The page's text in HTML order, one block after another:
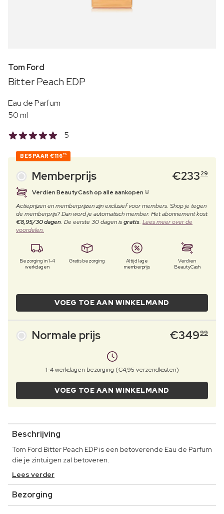
Tom Ford
Bitter Peach EDP
Eau de Parfum
50 ml
5
BESPAAR €11670
Memberprijs €233 29
Verdien BeautyCash op alle aankopen
Actieprijzen en memberprijzen zijn exclusief voor members. Shop je tegen
de memberprijs? Dan word je automatisch member. Het abonnement kost
€8,95/30 dagen. De eerste 30 dagen isgratis. Lees meer over de
voordelen.
Bezorging in 1-4
werkdagen
Gratis bezorging
Altijd lage
memberprijs
Verdien
BeautyCash
VOEG TOE AAN WINKELMAND
Normale prijs €34999
1-4 werkdagen bezorging (€4,95 verzendkosten)
VOEG TOE AAN WINKELMAND
Beschrijving
Tom Ford Bitter Peach EDP is een betoverende Eau de Parfum
die je zintuigen zal betoveren.
Lees verder
Bezorging